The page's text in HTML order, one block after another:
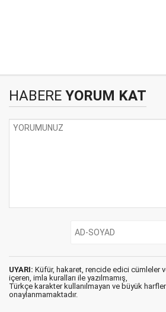
HABERE YORUM KAT
UYARI: Küfür, hakaret, rencide edici cümleler
içeren, imla kuralları ile yazılmamış,
Türkçe karakter kullanılmayan ve büyük
onaylanmamaktadır.